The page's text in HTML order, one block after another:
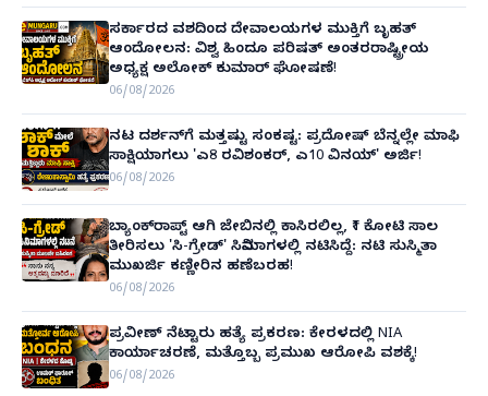
ಸರ್ಕಾರದ ವಶದಿಂದ ದೇವಾಲಯಗಳ ಮುಕ್ತಿಗೆ ಬೃಹತ್
ಆಂದೋಲನ: ವಿಶ್ವ ಹಿಂದೂ ಪರಿಷತ್ ಅಂತರರಾಷ್ಟ್ರೀಯ
ಅಧ್ಯಕ್ಷ ಅಲೋಕ್ ಕುಮಾರ್ ಘೋಷಣೆ!
06/08/2026
ನಟ ದರ್ಶನ್‌ಗೆ ಮತ್ತಷ್ಟು ಸಂಕಷ್ಟ: ಪ್ರದೋಷ್ ಬೆನ್ನಲ್ಲೇ ಮಾಫಿ
ಸಾಕ್ಷಿಯಾಗಲು 'ಎ8 ರವಿಶಂಕರ್, ಎ10 ವಿನಯ್' ಅರ್ಜಿ!
06/08/2026
ಬ್ಯಾಂಕ್‌ರಾಪ್ಟ್‌ ಆಗಿ ಜೇಬಿನಲ್ಲಿ ಕಾಸಿರಲಿಲ್ಲ, ₹1 ಕೋಟಿ ಸಾಲ
ತೀರಿಸಲು 'ಸಿ-ಗ್ರೇಡ್' ಸಿನಿಮಾಗಳಲ್ಲಿ ನಟಿಸಿದ್ದೆ: ನಟಿ ಸುಸ್ಮಿತಾ
ಮುಖರ್ಜಿ ಕಣ್ಣೀರಿನ ಹಣೆಬರಹ!
06/08/2026
ಪ್ರವೀಣ್ ನೆಟ್ಟಾರು ಹತ್ಯೆ ಪ್ರಕರಣ: ಕೇರಳದಲ್ಲಿ NIA
ಕಾರ್ಯಾಚರಣೆ, ಮತ್ತೊಬ್ಬ ಪ್ರಮುಖ ಆರೋಪಿ ವಶಕ್ಕೆ!
06/08/2026